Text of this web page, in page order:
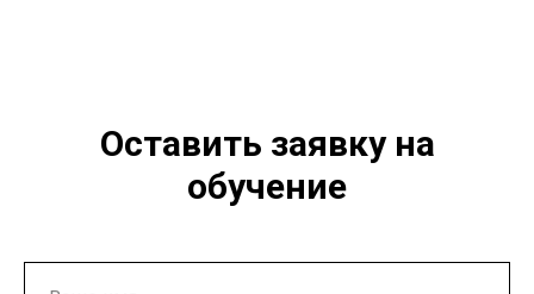
Оставить заявку на
обучение